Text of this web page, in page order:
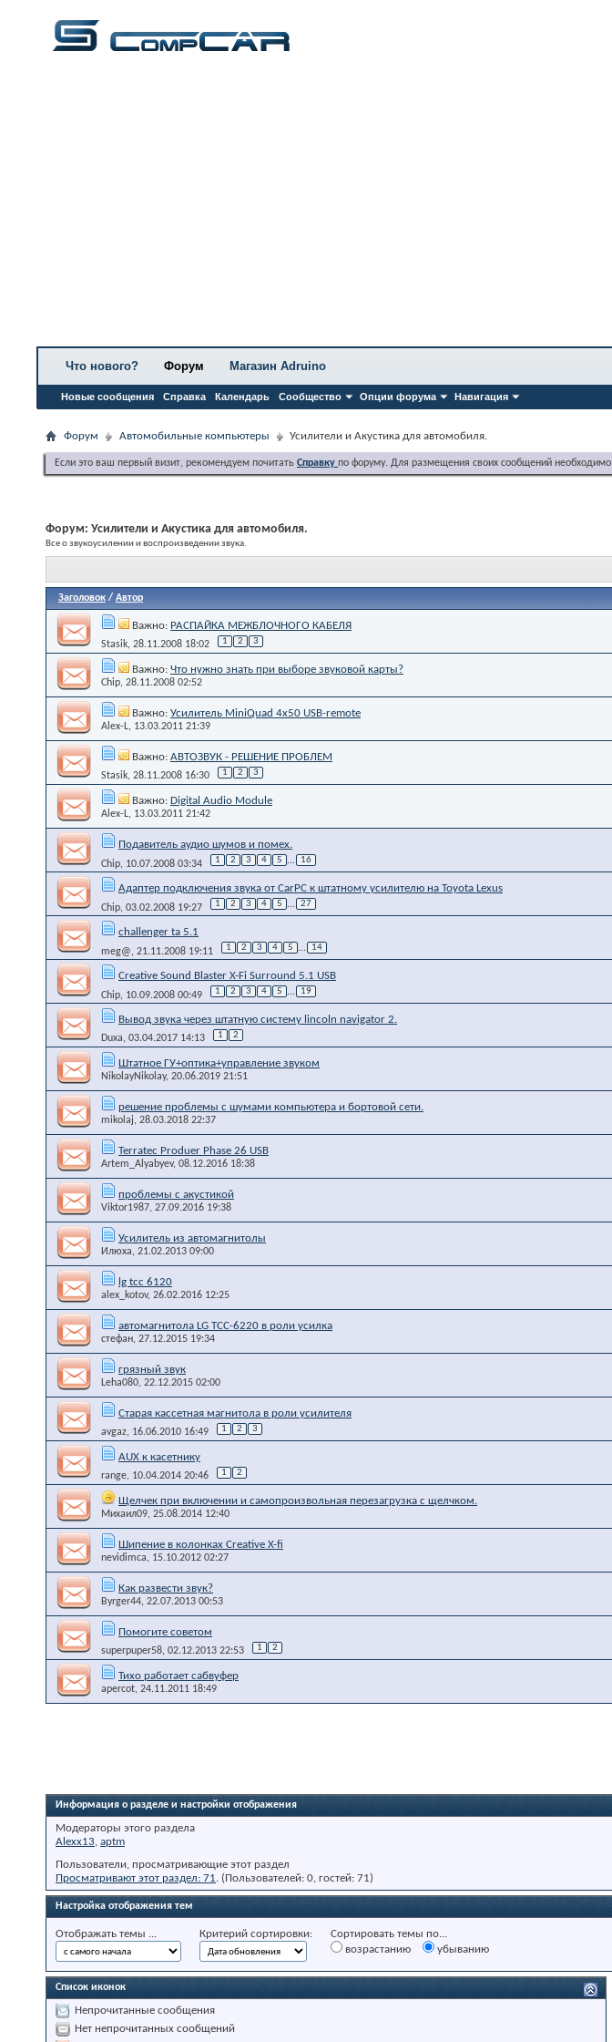
Что нового? Форум
Новые сообщения Справка Календарь Сообщество Опции форума Навигация
Магазин Adruino
Форум Автомобильные компьютеры Усилители и Акустика для автомобиля.
Если это ваш первый визит, рекомендуем почитать Справку по форуму. Для размещения своих сообщений необходимо
Форум: Усилители и Акустика для автомобиля.
Все о звукоусилении и воспроизведении звука.
Заголовок / Автор
Важно: РАСПАЙКА МЕЖБЛОЧНОГО КАБЕЛЯ
Stasik, 28.11.2008 18:02 1 2 3
Важно: Что нужно знать при выборе звуковой карты?
Chip, 28.11.2008 02:52
Важно: Усилитель MiniQuad 4х50 USB-remote
Alex-L, 13.03.2011 21:39
Важно: АВТОЗВУК - РЕШЕНИЕ ПРОБЛЕМ
Stasik, 28.11.2008 16:30 1 2 3
Важно: Digital Audio Module
Alex-L, 13.03.2011 21:42
Подавитель аудио шумов и помех.
Chip, 10.07.2008 03:34 1 2 3 4 5 ... 16
Адаптер подключения звука от CarPC к штатному усилителю на Toyota Lexus
Chip, 03.02.2008 19:27 1 2 3 4 5 ... 27
challenger ta 5.1
meg@, 21.11.2008 19:11 1 2 3 4 5 ... 14
Creative Sound Blaster X-Fi Surround 5.1 USB
Chip, 10.09.2008 00:49 1 2 3 4 5 ... 19
Вывод звука через штатную систему lincoln navigator 2.
Duxa, 03.04.2017 14:13 1 2
Штатное ГУ+оптика+управление звуком
NikolayNikolay, 20.06.2019 21:51
решение проблемы с шумами компьютера и бортовой сети.
mikolaj, 28.03.2018 22:37
Terratec Produer Phase 26 USB
Artem_Alyabyev, 08.12.2016 18:38
проблемы с акустикой
Viktor1987, 27.09.2016 19:38
Усилитель из автомагнитолы
Илюха, 21.02.2013 09:00
lg tcc 6120
alex_kotov, 26.02.2016 12:25
автомагнитола LG TCC-6220 в роли усилка
стефан, 27.12.2015 19:34
грязный звук
Leha080, 22.12.2015 02:00
Старая кассетная магнитола в роли усилителя
avgaz, 16.06.2010 16:49 1 2 3
AUX к касетнику
range, 10.04.2014 20:46 1 2
Щелчек при включении и самопроизвольная перезагрузка с щелчком.
Михаил09, 25.08.2014 12:40
Шипение в колонках Creative X-fi
nevidimca, 15.10.2012 02:27
Как развести звук?
Byrger44, 22.07.2013 00:53
Помогите советом
superpuper58, 02.12.2013 22:53 1 2
Тихо работает сабвуфер
apercot, 24.11.2011 18:49
Информация о разделе и настройки отображения
Модераторы этого раздела
Alexx13, aptm
Пользователи, просматривающие этот раздел
Просматривают этот раздел: 71. (Пользователей: 0, гостей: 71)
Настройка отображения тем
Отображать темы ... Критерий сортировки:
Сортировать темы по...
возрастанию
убыванию
Список иконок
Непрочитанные сообщения
Нет непрочитанных сообщений